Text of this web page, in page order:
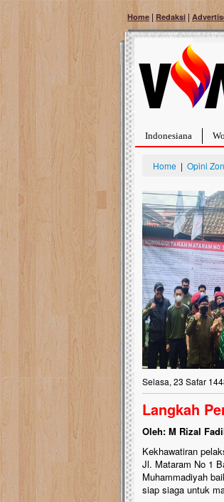
Home | Redaksi |
Indonesiana
Home | Opini
Selasa, 23 Safar
Langkah
Oleh: M Rizal
Kekhawatiran
Jl. Mataram No 1
Muhammadiyah
siap siaga untuk